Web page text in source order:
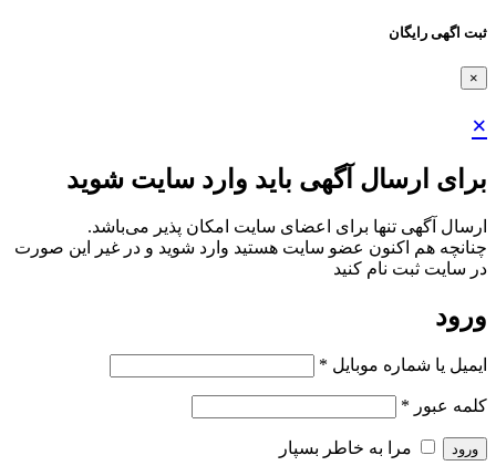
ثبت اگهی رایگان
×
×
برای ارسال آگهی باید وارد سایت شوید
ارسال آگهی تنها برای اعضای سایت امکان پذیر می‌باشد.
چنانچه هم‌ اکنون عضو سایت هستید وارد شوید و در غیر این صورت
در سایت ثبت نام کنید
ورود
ایمیل یا شماره موبایل *
کلمه عبور *
ورود مرا به خاطر بسپار